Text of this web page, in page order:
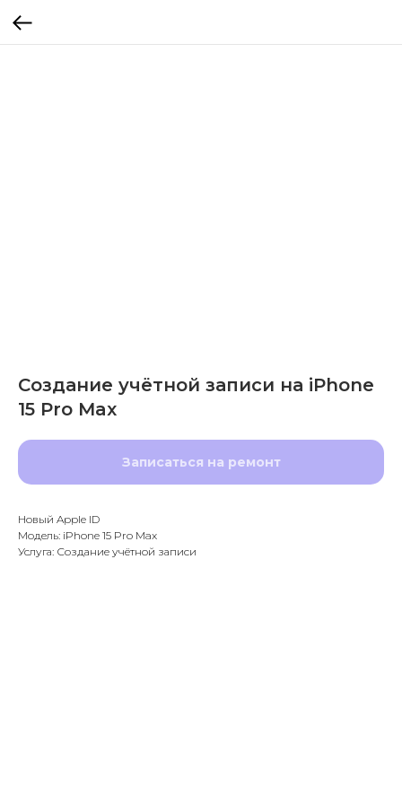
Создание учётной записи на iPhone
15 Pro Max
Записаться на ремонт
Новый Apple ID
Модель: iPhone 15 Pro Max
Услуга: Создание учётной записи